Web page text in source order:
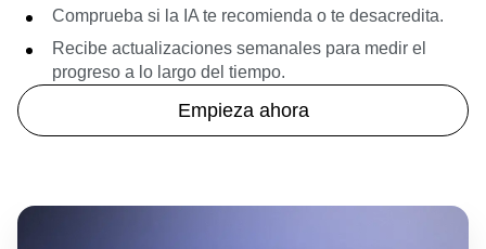
Comprueba si la IA te recomienda o te desacredita.
Recibe actualizaciones semanales para medir el
progreso a lo largo del tiempo.
Empieza ahora